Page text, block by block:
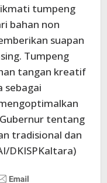
tumpeng
bahan non
suapan
Tumpeng
tangan kreatif
sebagai
tentang
tradisional dan
DKISPKaltara)